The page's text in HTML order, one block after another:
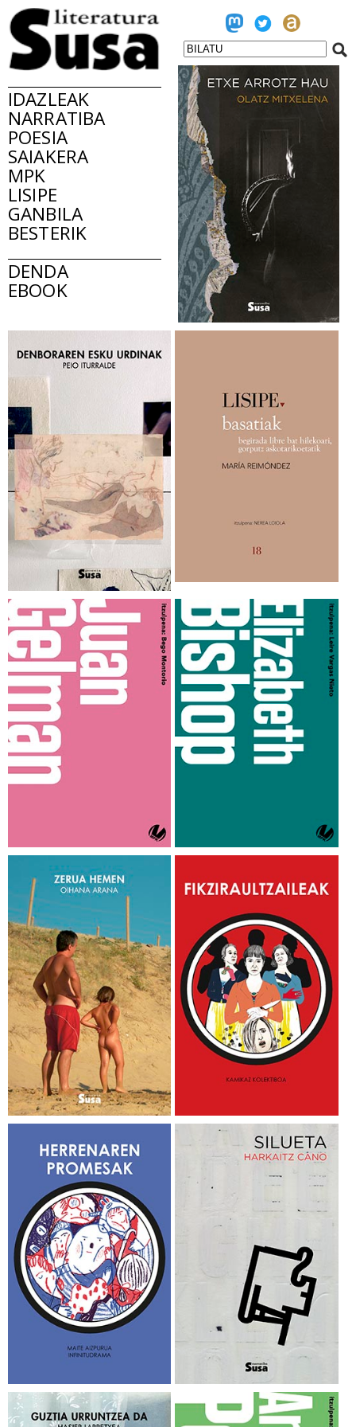
IDAZLEAK
NARRATIBA
POESIA
SAIAKERA
MPK
LISIPE
GANBILA
BESTERIK
DENDA
EBOOK